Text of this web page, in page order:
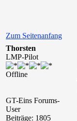
Zum Seitenanfang
Thorsten
LMP-Pilot
Offline
GT-Eins Forums-
User
Beiträge: 1805